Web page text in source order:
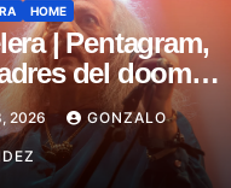
HOME
| Pentagram,
del doom
a Chile en su
misa
2026 GONZALO